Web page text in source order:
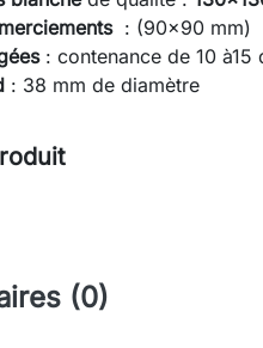
: (90x90 mm)
: contenance de 10 à15
: 38 mm de diamètre
(0)